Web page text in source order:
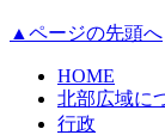
▲ページの先頭へ
HOME
北部広域に
行政